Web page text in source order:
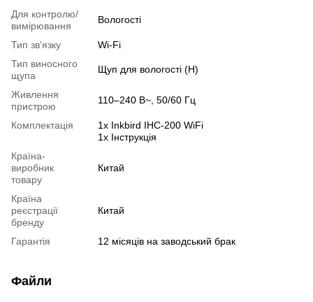
Для контролю/
вимірювання
Вологості
Тип зв'язку
Wi-Fi
Тип виносного
щупа
Щуп для вологості (H)
Живлення
пристрою
110–240 В~, 50/60 Гц
Комплектація
1x Inkbird IHC-200 WiFi
1x Інструкція
Країна-
виробник
товару
Китай
Країна
реєстрації
бренду
Китай
Гарантія 12 місяців на заводський брак
Файли